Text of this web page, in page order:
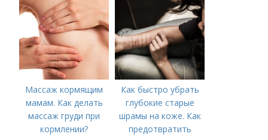
Массаж кормящим
мамам. Как делать
массаж груди при
кормлении?
Как быстро убрать
глубокие старые
шрамы на коже. Как
предотвратить